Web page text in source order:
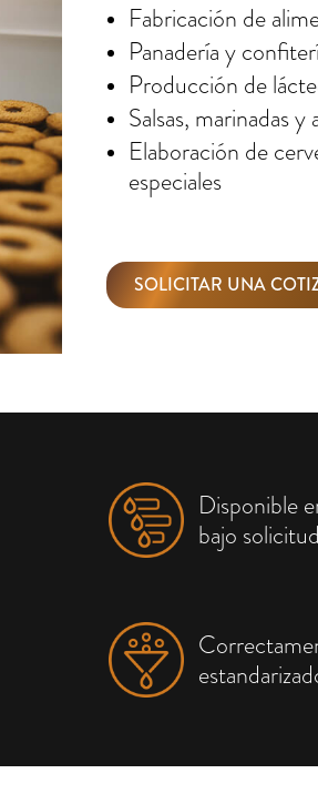
Fabricación de
Panadería y
Producción de
Salsas, marinadas y
Elaboración de
especiales
SOLICITAR UNA
Disponible
bajo solicitud